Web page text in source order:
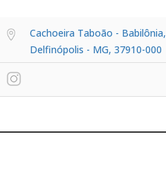
Cachoeira Taboão - Babilônia,
Delfinópolis - MG, 37910-000